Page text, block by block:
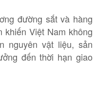
đường sắt và hàng
khiến Việt Nam không
nguyên vật liệu, sản
đến thời hạn giao